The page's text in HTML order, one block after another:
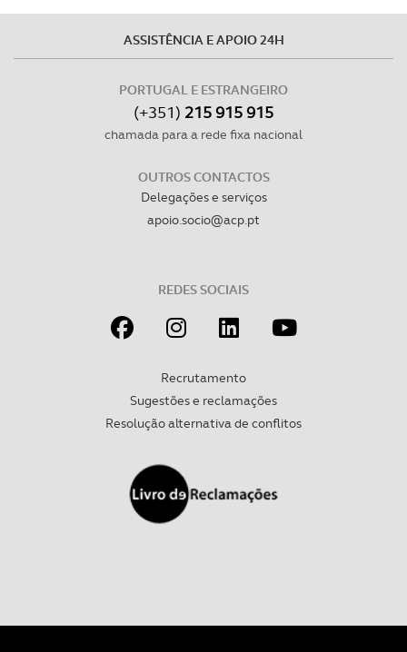
ASSISTÊNCIA E APOIO 24H
PORTUGAL E ESTRANGEIRO
(+351) 215 915 915
chamada para a rede fixa nacional
OUTROS CONTACTOS
Delegações e serviços
apoio.socio@acp.pt
REDES SOCIAIS
Recrutamento
Sugestões e reclamações
Resolução alternativa de conflitos